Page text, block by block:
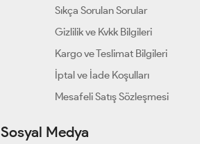
Sıkça Sorulan Sorular
Gizlilik ve Kvkk Bilgileri
Kargo ve Teslimat Bilgileri
İptal ve İade Koşulları
Mesafeli Satış Sözleşmesi
Sosyal Medya